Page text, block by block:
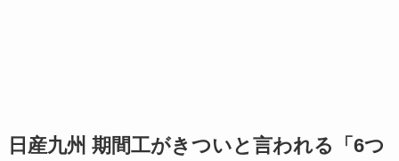
日産九州 期間工がきついと言われる「6つ